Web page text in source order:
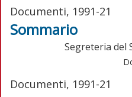
Documenti, 1991-21
Sommario
Segreteria del
Documenti, 1991-21